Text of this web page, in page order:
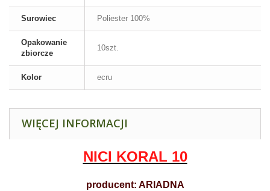
Surowiec Poliester 100%
Opakowanie
zbiorcze
10szt.
Kolor ecru
WIĘCEJ INFORMACJI
NICI KORAL 10
producent: ARIADNA